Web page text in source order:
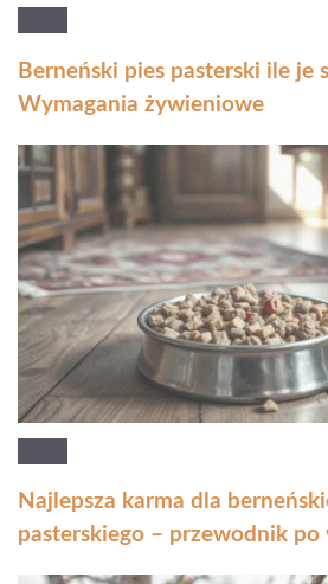
Berneński pies pasterski ile je
Wymagania żywieniowe
Najlepsza karma dla
pasterskiego – przewodnik po